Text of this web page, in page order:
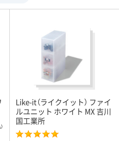
Like-it（ライクイット） ファイ
ルユニット ホワイト MX 吉川
国工業所